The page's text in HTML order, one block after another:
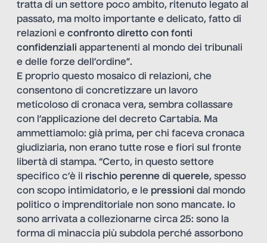
tratta di un settore poco ambito, ritenuto legato al
passato, ma molto importante e delicato, fatto di
relazioni e confronto diretto con fonti
confidenziali appartenenti al mondo dei tribunali
e delle forze dell’ordine”.
E proprio questo mosaico di relazioni, che
consentono di concretizzare un lavoro
meticoloso di cronaca vera, sembra collassare
con l’applicazione del decreto Cartabia. Ma
ammettiamolo: già prima, per chi faceva cronaca
giudiziaria, non erano tutte rose e fiori sul fronte
libertà di stampa. “Certo, in questo settore
specifico c’è il rischio perenne di querele, spesso
con scopo intimidatorio, e le pressioni dal mondo
politico o imprenditoriale non sono mancate. Io
sono arrivata a collezionarne circa 25: sono la
forma di minaccia più subdola perché assorbono